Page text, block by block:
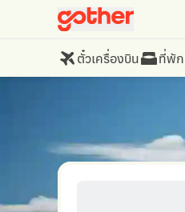
ตั๋วเครื่องบิน ที่พัก